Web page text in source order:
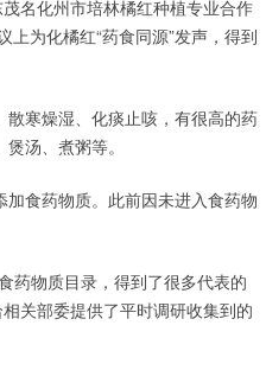
名化州市培林橘红种植专业合作
为化橘红“药食同源”发声，得到
寒燥湿、化痰止咳，有很高的药
汤、煮粥等。
食药物质。此前因未进入食药物
药物质目录，得到了很多代表的
关部委提供了平时调研收集到的